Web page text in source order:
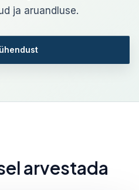
ja aruandluse.
arvestada